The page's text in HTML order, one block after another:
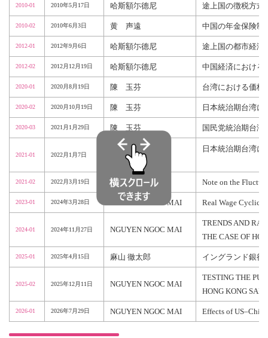
2010-01 2010年5月17日 哈斯額尓德尼 途上国の徴税方式
2010-02 2010年6月3日 黄 声遠 中国の年金保険制
2012-01 2012年9月6日 哈斯額尓德尼 途上国の都市経済
2012-02 2012月12月19日 哈斯額尓德尼 中国経済における
2020-01 2020月8月19日 陳 玉芬 台湾における価格
2020-02 2020月10月19日 陳 玉芬 日本統治期台湾
2020-03 2021月1月29日 陳 玉芬 国民党統治期台湾
2021-01 2022月1月7日 玉芬
日本統治期台湾
2021-02 2022月3月19日 陳 玉芬 Note on the
2023-01 2024年3月28日 NGUYEN NGOC MAI Real Wage
2024-01 2024年11月27日 NGUYEN NGOC MAI
TRENDS AND
THE CASE OF
2025-01 2025年4月15日 麻山 徹太郎 イングランド銀行
2025-02 2025年12月11日 NGUYEN NGOC MAI
TESTING THE
HONG KONG
2026-01 2026年7月29日 NGUYEN NGOC MAI Effects of